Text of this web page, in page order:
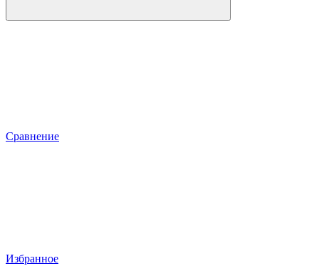
Сравнение
Избранное